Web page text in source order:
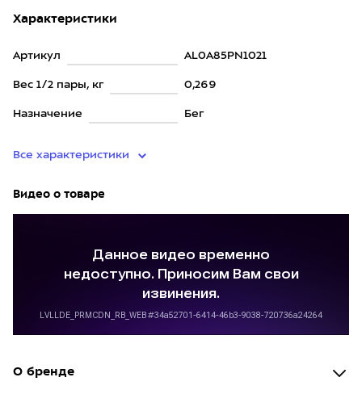
Характеристики
Артикул AL0A85PN1021
Вес 1/2 пары, кг 0,269
Назначение Бег
Все характеристики
Видео о товаре
О бренде